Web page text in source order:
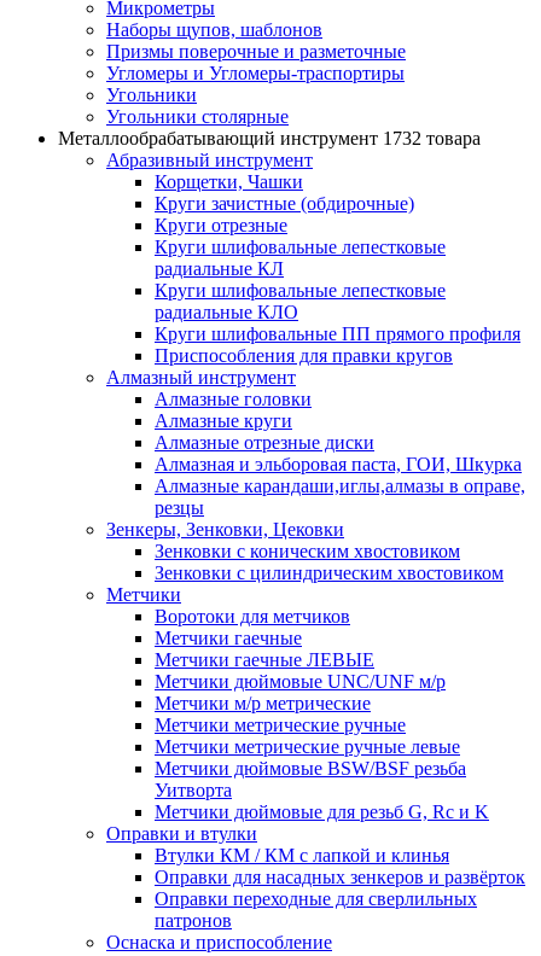
Микрометры
Наборы щупов, шаблонов
Призмы поверочные и разметочные
Угломеры и Угломеры-траспортиры
Угольники
Угольники столярные
Металлообрабатывающий инструмент 1732 товара
Абразивный инструмент
Корщетки, Чашки
Круги зачистные (обдирочные)
Круги отрезные
Круги шлифовальные лепестковые
радиальные КЛ
Круги шлифовальные лепестковые
радиальные КЛО
Круги шлифовальные ПП прямого профиля
Приспособления для правки кругов
Алмазный инструмент
Алмазные головки
Алмазные круги
Алмазные отрезные диски
Алмазная и эльборовая паста, ГОИ, Шкурка
Алмазные карандаши,иглы,алмазы в оправе,
резцы
Зенкеры, Зенковки, Цековки
Зенковки с коническим хвостовиком
Зенковки с цилиндрическим хвостовиком
Метчики
Воротоки для метчиков
Метчики гаечные
Метчики гаечные ЛЕВЫЕ
Метчики дюймовые UNC/UNF м/р
Метчики м/р метрические
Метчики метрические ручные
Метчики метрические ручные левые
Метчики дюймовые BSW/BSF резьба
Уитворта
Метчики дюймовые для резьб G, Rc и K
Оправки и втулки
Втулки КМ / КМ с лапкой и клинья
Оправки для насадных зенкеров и развёрток
Оправки переходные для сверлильных
патронов
Оснаска и приспособление